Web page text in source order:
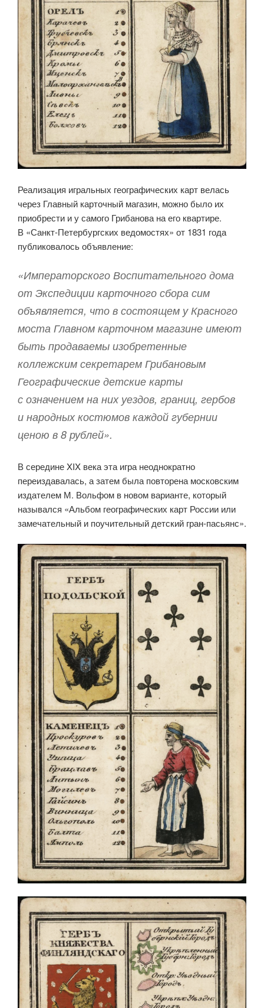
Реализация игральных географических карт велась
через Главный карточный магазин, можно было их
приобрести и у самого Грибанова на его квартире.
В «Санкт-Петербургских ведомостях» от 1831 года
публиковалось объявление:
«Императорского Воспитательного дома
от Экспедиции карточного сбора сим
объявляется, что в состоящем у Красного
моста Главном карточном магазине имеют
быть продаваемы изобретенные
коллежским секретарем Грибановым
Географические детские карты
с означением на них уездов, границ, гербов
и народных костюмов каждой губернии
ценою в 8 рублей».
В середине XIX века эта игра неоднократно
переиздавалась, а затем была повторена московским
издателем М. Вольфом в новом варианте, который
назывался «Альбом географических карт России или
замечательный и поучительный детский гран-пасьянс».